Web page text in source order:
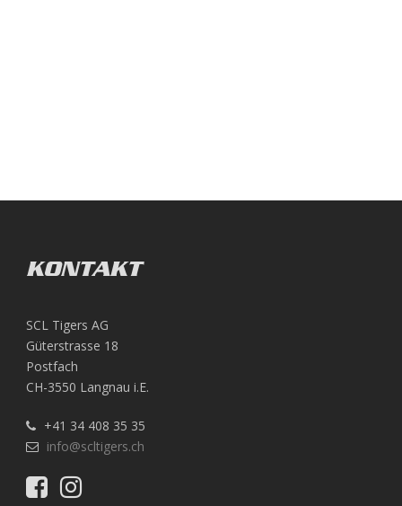
KONTAKT
SCL Tigers AG
Güterstrasse 18
Postfach
CH-3550 Langnau i.E.
+41 34 408 35 35
info@scltigers.ch